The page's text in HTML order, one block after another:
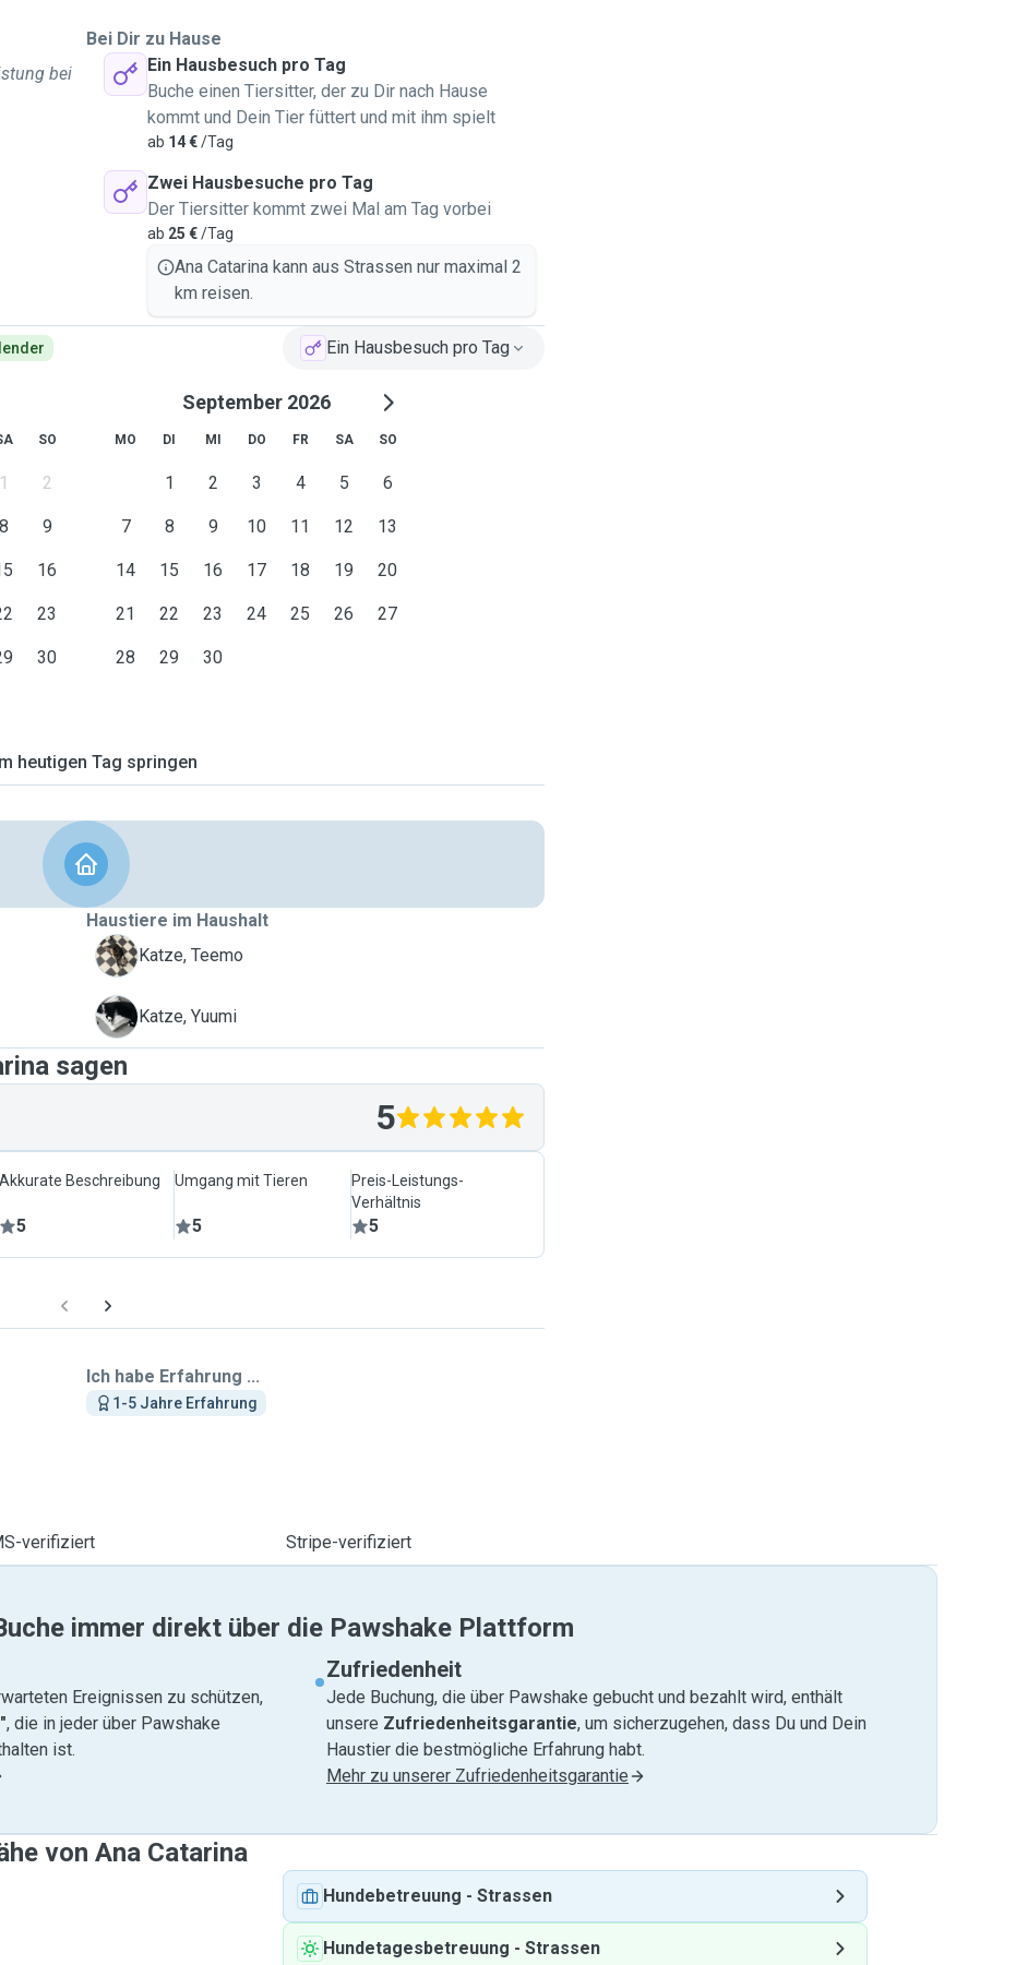
bei
Bei Dir zu Hause
Ein Hausbesuch pro Tag
Buche einen Tiersitter, der zu Dir nach Hause
kommt und Dein Tier füttert und mit ihm spielt
ab 14 €/Tag
Zwei Hausbesuche pro Tag
Der Tiersitter kommt zwei Mal am Tag vorbei
ab 25 €/Tag
Ana Catarina kann aus Strassen nur maximal 2
km reisen.
Ein Hausbesuch pro Tag
SO
1 2
8 9
16
23
30
September 2026
MO DI MI DO FR SA SO
1 2 3 4 5 6
7 8 9 10 11 12 13
14 15 16 17 18 19 20
21 22 23 24 25 26 27
28 29 30
heutigen Tag springen
Haustiere im Haushalt
T
Katze, Teemo
Y Katze, Yuumi
sagen
5
Akkurate Beschreibung
5
Umgang mit Tieren
5
Preis-Leistungs-
Verhältnis
5
Ich habe Erfahrung ...
1-5 Jahre Erfahrung
verifiziert Stripe-verifiziert
immer direkt über die Pawshake Plattform
Ereignissen zu schützen,
, die in jeder über Pawshake
ist.
Zufriedenheit
Jede Buchung, die über Pawshake gebucht und bezahlt wird, enthält
unsere Zufriedenheitsgarantie, um sicherzugehen, dass Du und Dein
Haustier die bestmögliche Erfahrung habt.
Mehr zu unserer Zufriedenheitsgarantie
von Ana Catarina
Hundebetreuung - Strassen
Hundetagesbetreuung - Strassen